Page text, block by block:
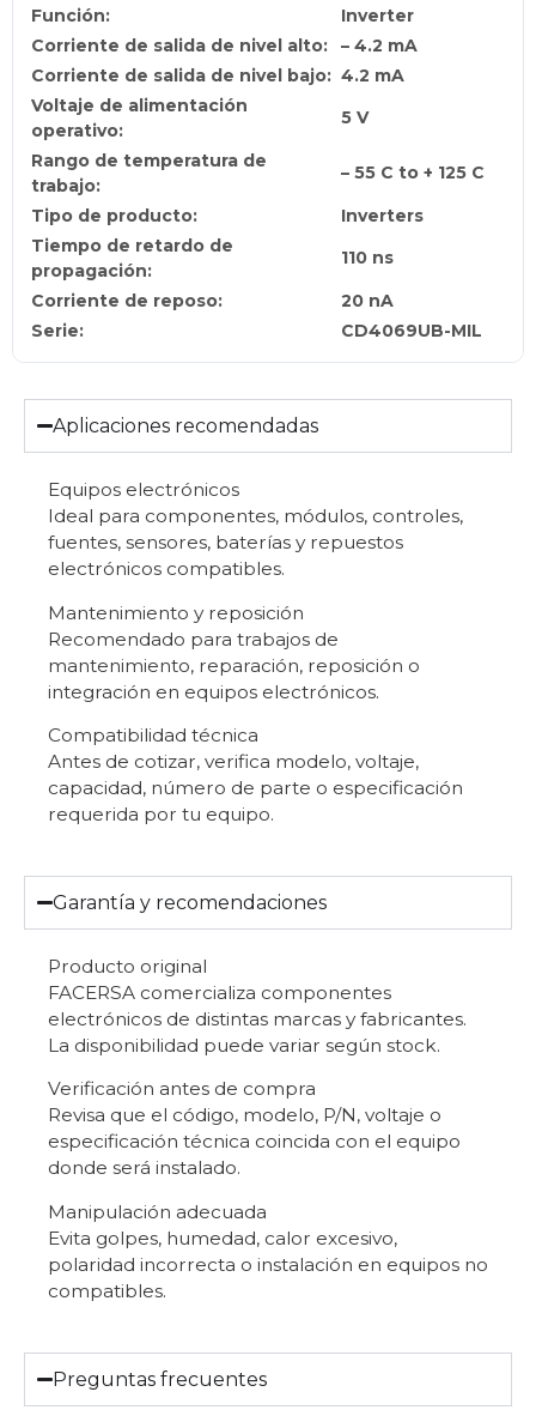
Función:
Inverter
Corriente de salida de nivel alto:
– 4.2 mA
Corriente de salida de nivel bajo: 4.2 mA
Voltaje de alimentación
operativo:
5 V
Rango de temperatura de
trabajo:
– 55 C to + 125 C
Tipo de producto:
Inverters
Tiempo de retardo de
propagación:
110 ns
Corriente de reposo:
20 nA
Serie:
CD4069UB-MIL
Aplicaciones recomendadas
Equipos electrónicos
Ideal para componentes, módulos, controles,
fuentes, sensores, baterías y repuestos
electrónicos compatibles.
Mantenimiento y reposición
Recomendado para trabajos de
mantenimiento, reparación, reposición o
integración en equipos electrónicos.
Compatibilidad técnica
Antes de cotizar, verifica modelo, voltaje,
capacidad, número de parte o especificación
requerida por tu equipo.
Garantía y recomendaciones
Producto original
FACERSA comercializa componentes
electrónicos de distintas marcas y fabricantes.
La disponibilidad puede variar según stock.
Verificación antes de compra
Revisa que el código, modelo, P/N, voltaje o
especificación técnica coincida con el equipo
donde será instalado.
Manipulación adecuada
Evita golpes, humedad, calor excesivo,
polaridad incorrecta o instalación en equipos no
compatibles.
Preguntas frecuentes